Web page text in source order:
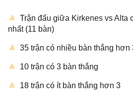
Trận đấu giữa Kirkenes vs Alta
nhất (11 bàn)
35 trận có nhiều bàn thắng hơn
10 trận có 3 bàn thắng
18 trận có ít bàn thắng hơn 3